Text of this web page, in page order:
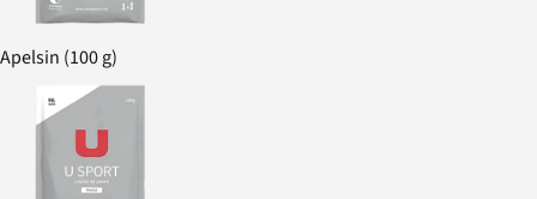
Apelsin (100 g)